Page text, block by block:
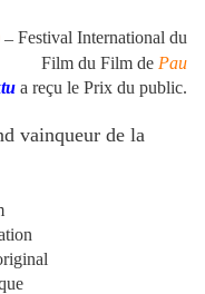
– Festival International du
Film du Film de Pau
a reçu le Prix du public.
vainqueur de la